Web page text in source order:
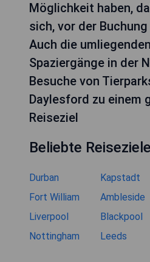
Möglichkeit haben,
sich, vor der
Auch die
Spaziergänge in der
Besuche von
Daylesford zu einem
Reiseziel
Beliebte Reiseziele
Durban Kapstadt
Fort William
Ambleside
Liverpool
Blackpool
Nottingham
Leeds